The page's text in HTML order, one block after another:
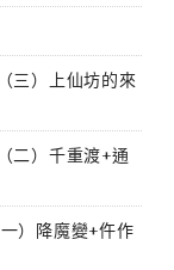
三）上仙坊的來
二）千重渡+通
）降魔變+仵作